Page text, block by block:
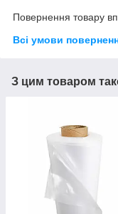
Повернення товару
Всі умови
З цим товаром